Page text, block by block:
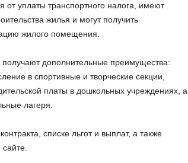
уплаты транспортного налога, имеют
жилья и могут получить
жилого помещения.
дополнительные преимущества:
в спортивные и творческие секции,
платы в дошкольных учреждениях, а
лагеря.
списке льгот и выплат, а также